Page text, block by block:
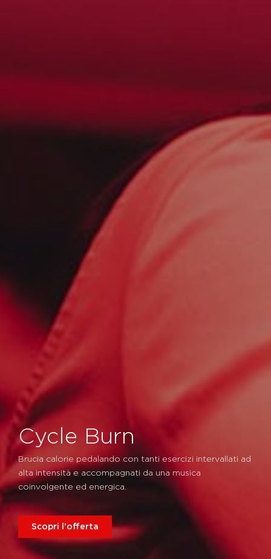
Cycle Burn
Brucia calorie pedalando con tanti esercizi intervallati ad
alta intensità e accompagnati da una musica
coinvolgente ed energica.
Scopri l'offerta